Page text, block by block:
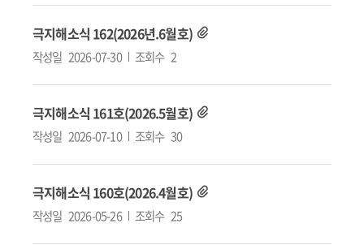
극지해소식 162(2026년.6월호)
작성일 2026-07-30 조회수 2
극지해소식 161호(2026.5월호)
작성일 2026-07-10 조회수 30
극지해소식 160호(2026.4월호)
작성일 2026-05-26 조회수 25